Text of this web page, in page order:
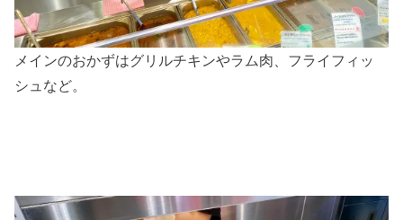
メインのおかずはグリルチキンやラム肉、フライフィッ
シュなど。